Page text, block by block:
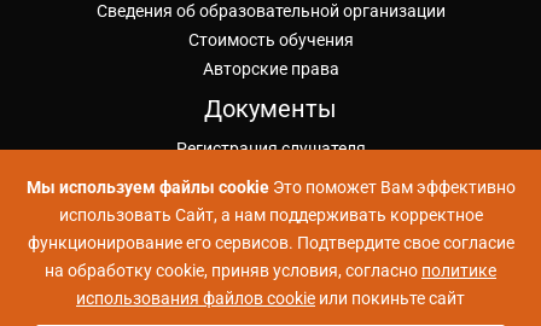
Сведения об образовательной организации
Стоимость обучения
Авторские права
Документы
Регистрация слушателя
Лицензия на ОД
Публичная оферта ИКУ
Политика конфиденциальности
Положение об обработке ПД
Согласие на обработку ПД
Мы используем файлы cookieЭто поможет Вам эффективно
использовать Сайт, а нам поддерживать корректное
функционирование его сервисов. Подтвердите свое согласие
на обработку cookie, приняв условия, согласно политике
использования файлов cookie или покиньте сайт